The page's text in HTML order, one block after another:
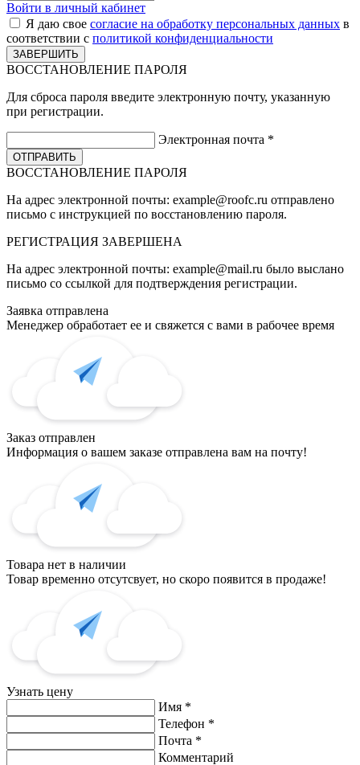
Войти в личный кабинет
Я даю свое согласие на обработку персональных данных в
соответствии с политикой конфиденциальности
ВОССТАНОВЛЕНИЕ ПАРОЛЯ
Для сброса пароля введите электронную почту, указанную
при регистрации.
Электронная почта *
ВОССТАНОВЛЕНИЕ ПАРОЛЯ
На адрес электронной почты: example@roofc.ru отправлено
письмо с инструкцией по восстановлению пароля.
РЕГИСТРАЦИЯ ЗАВЕРШЕНА
На адрес электронной почты: example@mail.ru было выслано
письмо со ссылкой для подтверждения регистрации.
Заявка отправлена
Менеджер обработает ее и свяжется с вами в рабочее время
Заказ отправлен
Информация о вашем заказе отправлена вам на почту!
Товара нет в наличии
Товар временно отсутсвует, но скоро появится в продаже!
Узнать цену
Имя *
Телефон *
Почта *
Комментарий